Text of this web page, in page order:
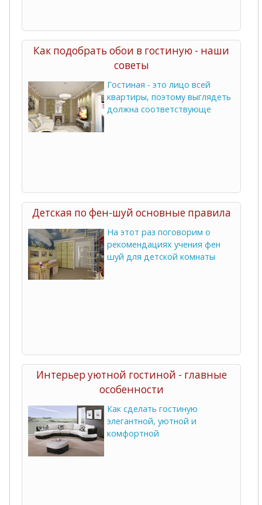
Как подобрать обои в гостиную - наши
советы
Гостиная - это лицо всей
квартиры, поэтому выглядеть
должна соответствующе
Детская по фен-шуй основные правила
На этот раз поговорим о
рекомендациях учения фен
шуй для детской комнаты
Интерьер уютной гостиной - главные
особенности
Как сделать гостиную
элегантной, уютной и
комфортной